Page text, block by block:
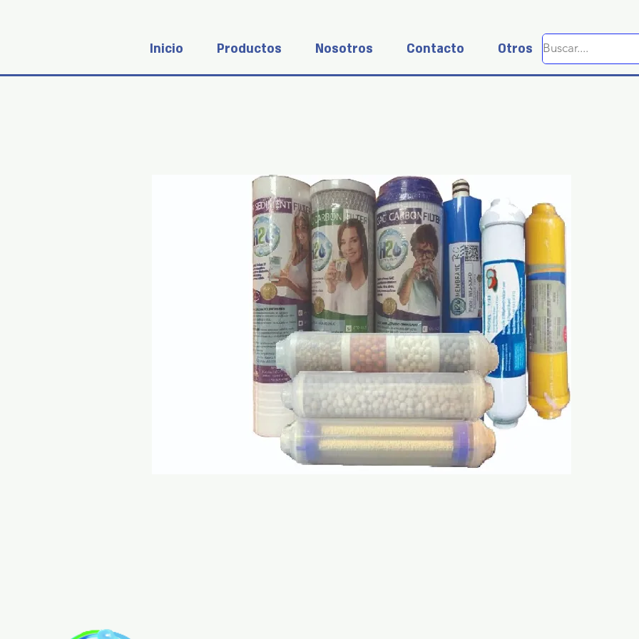
Inicio Productos Nosotros Contacto Otros